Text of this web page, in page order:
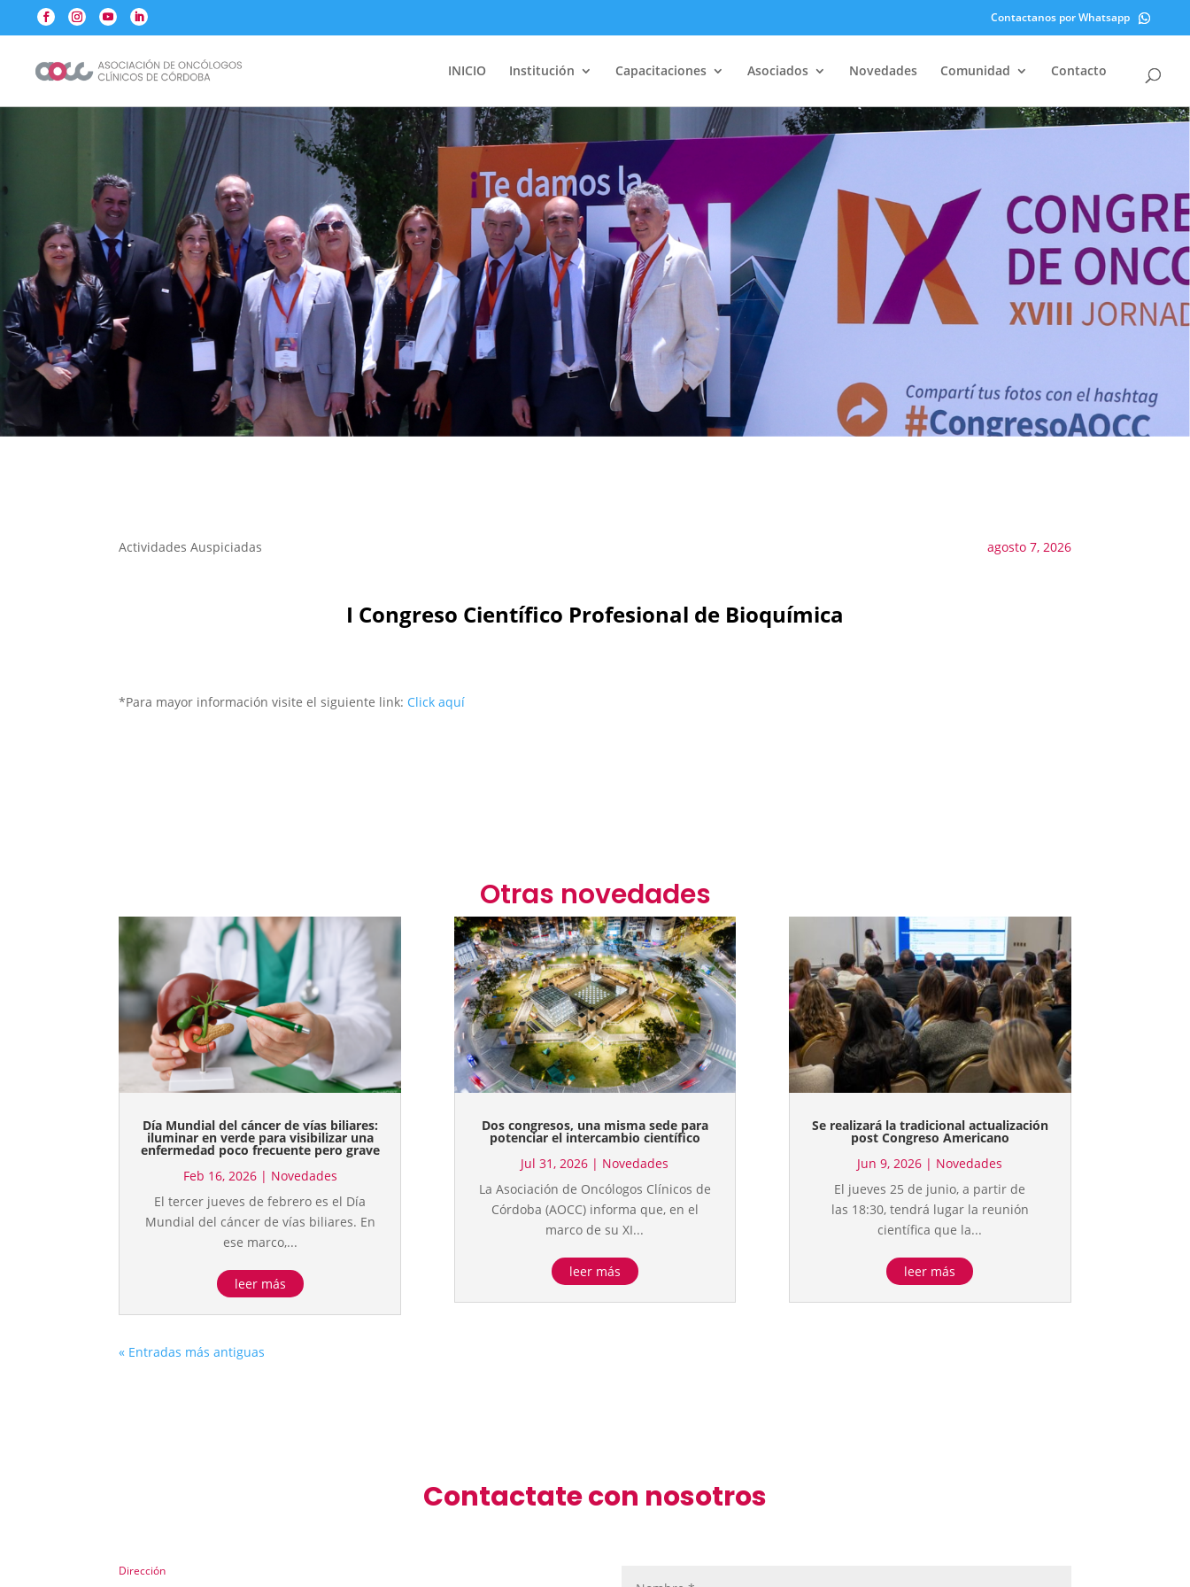
Contactanos por Whatsapp
INICIO Institución Capacitaciones Asociados Novedades Comunidad Contacto
Actividades Auspiciadas agosto 7, 2026
I Congreso Científico Profesional de Bioquímica
*Para mayor información visite el siguiente link: Click aquí
Otras novedades
Día Mundial del cáncer de vías biliares:
iluminar en verde para visibilizar una
enfermedad poco frecuente pero grave
Feb 16, 2026| Novedades
El tercer jueves de febrero es el Día
Mundial del cáncer de vías biliares. En
ese marco,...
leer más
Dos congresos, una misma sede para
potenciar el intercambio científico
Jul 31, 2026 | Novedades
La Asociación de Oncólogos Clínicos de
Córdoba (AOCC) informa que, en el
marco de su XI...
leer más
Se realizará la tradicional actualización
post Congreso Americano
Jun 9, 2026 | Novedades
El jueves 25 de junio, a partir de
las 18:30, tendrá lugar la reunión
científica que la...
leer más
« Entradas más antiguas
Contactate con nosotros
Dirección